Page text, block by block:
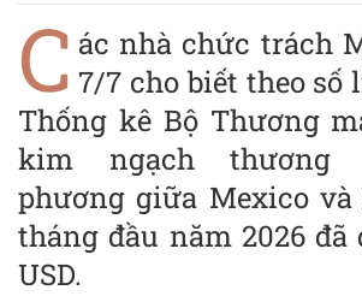
C ác nhà chức trách
7/7 cho biết theo số
Thống kê Bộ Thương
kim ngạch thương
phương giữa Mexico
tháng đầu năm 2026 đã
USD.